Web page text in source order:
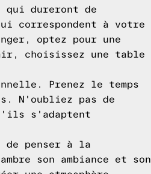
qui dureront de
correspondent à votre
optez pour une
choisissez une table
Prenez le temps
N'oubliez pas de
s'adaptent
de penser à la
son ambiance et son